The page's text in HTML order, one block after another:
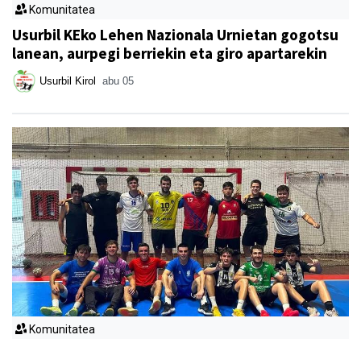
Komunitatea
Usurbil KEko Lehen Nazionala Urnietan gogotsu
lanean, aurpegi berriekin eta giro apartarekin
Usurbil Kirol abu 05
Komunitatea